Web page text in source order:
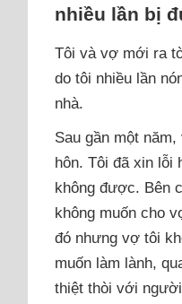
nhiều lần bị
Tôi và vợ mới ra
do tôi nhiều lần
nhà.
Sau gần một
hôn. Tôi đã xin lỗi
không được. Bên
không muốn cho
đó nhưng vợ tôi
muốn làm lành,
thiệt thòi với